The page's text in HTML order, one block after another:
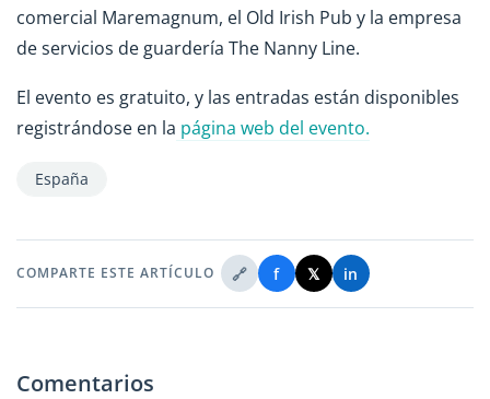
comercial Maremagnum, el Old Irish Pub y la empresa
de servicios de guardería The Nanny Line.
El evento es gratuito, y las entradas están disponibles
registrándose en la página web del evento.
España
COMPARTE ESTE ARTÍCULO 🔗 f 𝕏 in
Comentarios